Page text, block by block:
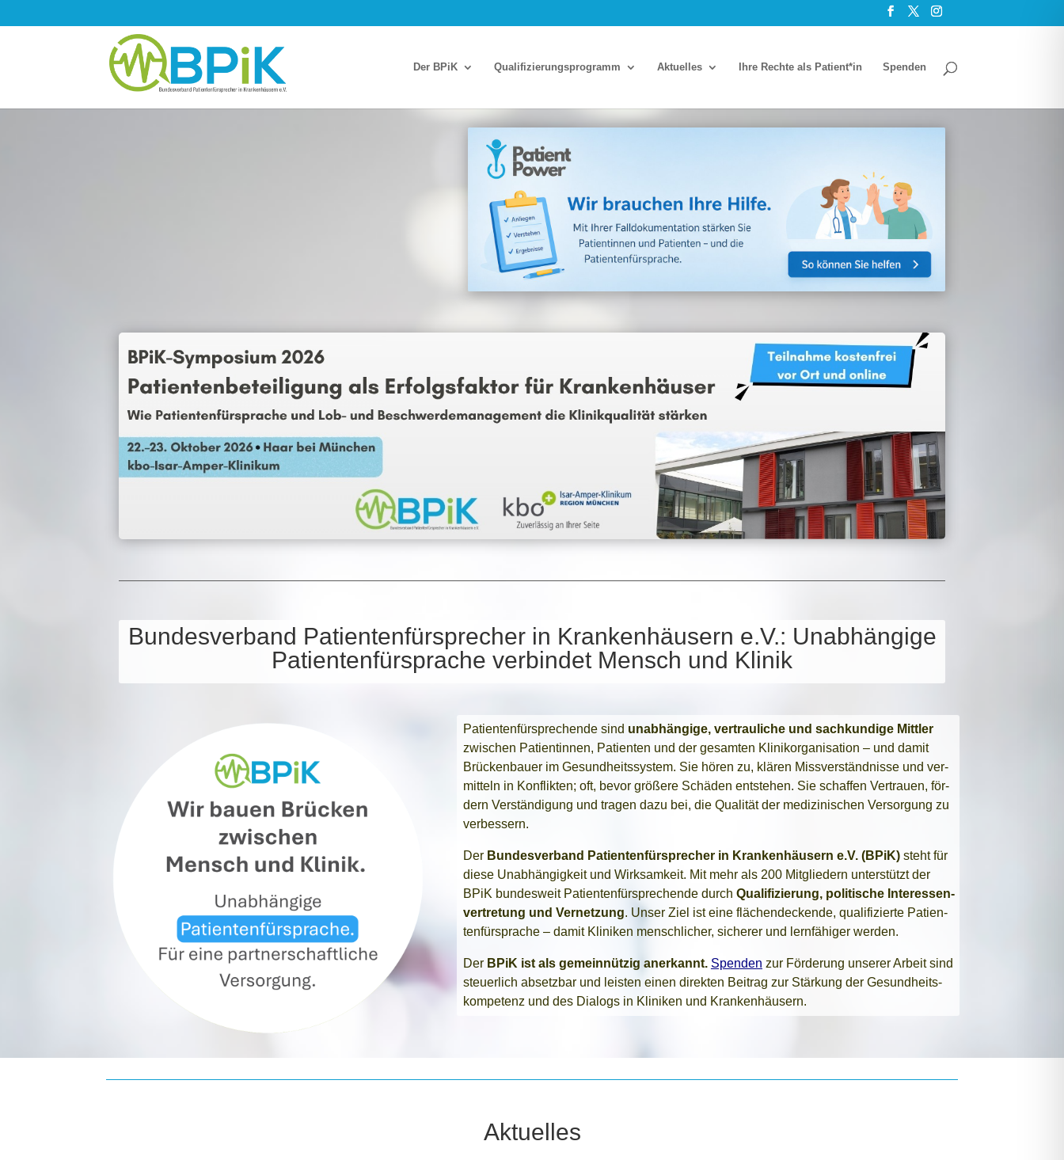
Der BPiK Qua­li­fi­zie­rungs­pro­gramm Aktu­el­les Ihre Rech­te als Patient*in Spen­den
Bun­des­ver­band Pati­en­ten­für­spre­cher in Kran­ken­häu­sern e.V.: Unab­hän­gi­ge
Pati­en­ten­für­spra­che ver­bin­det Mensch und Kli­nik
Pati­en­ten­für­spre­chen­de sind unab­hän­gi­ge, ver­trau­li­che und sach­kun­di­ge Mitt­ler
zwi­schen Pati­en­tin­nen, Pati­en­ten und der gesam­ten Kli­nik­or­ga­ni­sa­ti­on – und damit
Brü­cken­bau­er im Gesund­heits­sys­tem. Sie hören zu, klä­ren Miss­ver­ständ­nis­se und ver­
mit­teln in Kon­flik­ten; oft, bevor grö­ße­re Schä­den ent­ste­hen. Sie schaf­fen Ver­trau­en, för­
dern Ver­stän­di­gung und tra­gen dazu bei, die Qua­li­tät der medi­zi­ni­schen Ver­sor­gung zu
ver­bes­sern.
Der Bun­des­ver­band Pati­en­ten­für­spre­cher in Kran­ken­häu­sern e.V. (BPiK)steht für
die­se Unab­hän­gig­keit und Wirk­sam­keit. Mit mehr als 200 Mit­glie­dern unter­stützt der
BPiK bun­des­weit Pati­en­ten­für­spre­chen­de durch Qua­li­fi­zie­rung, poli­ti­sche Inter­es­sen­
ver­tre­tung und Ver­net­zung. Unser Ziel ist eine flä­chen­de­cken­de, qua­li­fi­zier­te Pati­en­
ten­für­spra­che – damit Kli­ni­ken mensch­li­cher, siche­rer und lern­fä­hi­ger wer­den.
Der BPiK ist als gemein­nüt­zig aner­kannt. Spen­den zur För­de­rung unse­rer Arbeit sind
steu­er­lich absetz­bar und leis­ten einen direk­ten Bei­trag zur Stär­kung der Gesund­heits­
kom­pe­tenz und des Dia­logs in Kli­ni­ken und Kran­ken­häu­sern.
Aktu­el­les